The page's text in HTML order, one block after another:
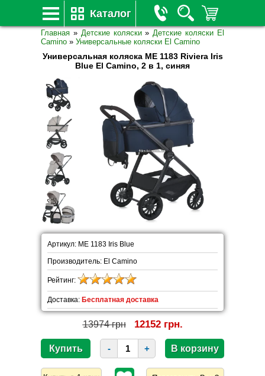
Каталог
Главная » Детские коляски »Детские коляски El
Camino » Универсальные коляски El Camino
Универсальная коляска ME 1183 Riviera Iris
Blue El Camino, 2 в 1, синяя
Артикул: ME 1183 Iris Blue
Производитель: El Camino
Рейтинг:
Доставка: Бесплатная доставка
13974 грн 12152 грн.
- +